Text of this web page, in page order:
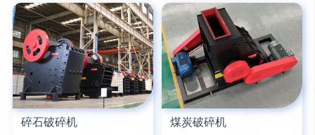
碎石破碎机 煤炭破碎机